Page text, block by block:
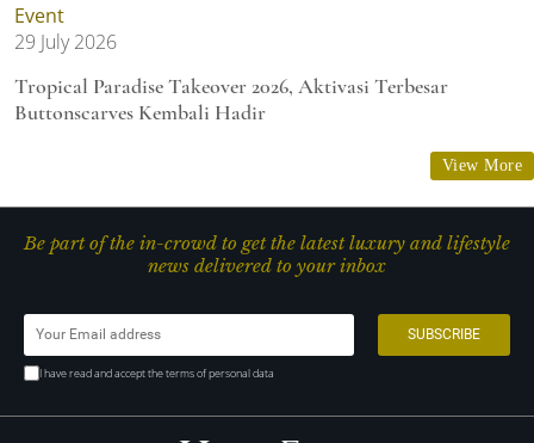
Event
29 July 2026
Tropical Paradise Takeover 2026, Aktivasi Terbesar
Buttonscarves Kembali Hadir
View More
Be part of the in-crowd to get the latest luxury and lifestyle
news delivered to your inbox
I have read and accept the terms of personal data